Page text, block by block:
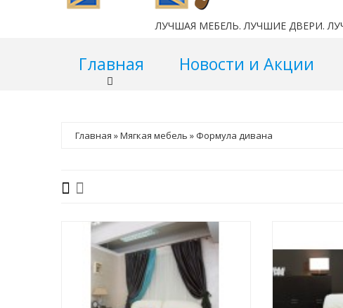
ЛУЧШАЯ МЕБЕЛЬ. ЛУЧШИЕ ДВЕРИ.
Главная Новости и Акции
Главная »Мягкая мебель » Формула дивана